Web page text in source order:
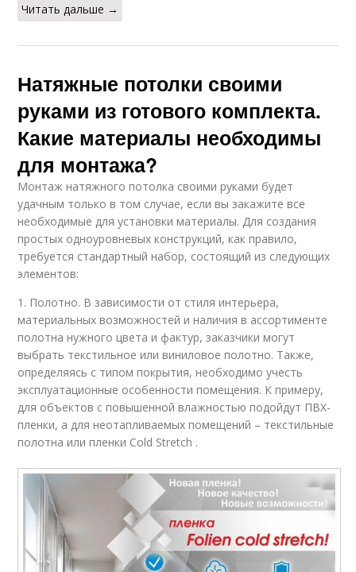
Читать дальше →
Натяжные потолки своими
руками из готового комплекта.
Какие материалы необходимы
для монтажа?
Монтаж натяжного потолка своими руками будет
удачным только в том случае, если вы закажите все
необходимые для установки материалы. Для создания
простых одноуровневых конструкций, как правило,
требуется стандартный набор, состоящий из следующих
элементов:
1. Полотно. В зависимости от стиля интерьера,
материальных возможностей и наличия в ассортименте
полотна нужного цвета и фактур, заказчики могут
выбрать текстильное или виниловое полотно. Также,
определяясь с типом покрытия, необходимо учесть
эксплуатационные особенности помещения. К примеру,
для объектов с повышенной влажностью подойдут ПВХ-
пленки, а для неотапливаемых помещений – текстильные
полотна или пленки Cold Stretch .